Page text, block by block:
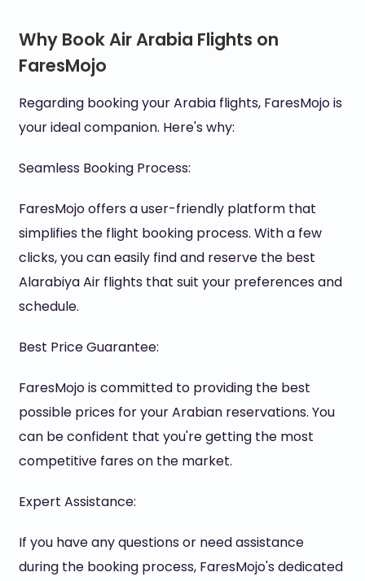
Why Book Air Arabia Flights on
FaresMojo
Regarding booking your Arabia flights, FaresMojo is
your ideal companion. Here's why:
Seamless Booking Process:
FaresMojo offers a user-friendly platform that
simplifies the flight booking process. With a few
clicks, you can easily find and reserve the best
Alarabiya Air flights that suit your preferences and
schedule.
Best Price Guarantee:
FaresMojo is committed to providing the best
possible prices for your Arabian reservations. You
can be confident that you're getting the most
competitive fares on the market.
Expert Assistance:
If you have any questions or need assistance
during the booking process, FaresMojo's dedicated